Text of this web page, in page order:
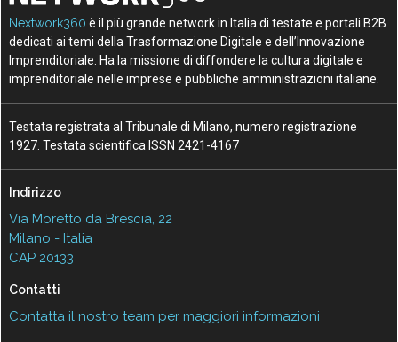
Nextwork360 è il più grande network in Italia di testate e portali B2B
dedicati ai temi della Trasformazione Digitale e dell’Innovazione
Imprenditoriale. Ha la missione di diffondere la cultura digitale e
imprenditoriale nelle imprese e pubbliche amministrazioni italiane.
Testata registrata al Tribunale di Milano, numero registrazione
1927. Testata scientifica ISSN 2421-4167
Indirizzo
Via Moretto da Brescia, 22
Milano - Italia
CAP 20133
Contatti
Contatta il nostro team per maggiori informazioni